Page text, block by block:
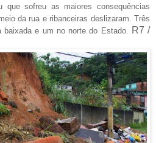
que sofreu as maiores consequências
da rua e ribanceiras deslizaram. Três
baixada e um no norte do Estado. R7 /